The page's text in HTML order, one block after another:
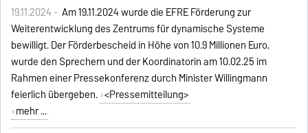
19.11.2024 - Am 19.11.2024 wurde die EFRE Förderung zur
Weiterentwicklung des Zentrums für dynamische Systeme
bewilligt. Der Förderbescheid in Höhe von 10.9 Millionen Euro,
wurde den Sprechern und der Koordinatorin am 10.02.25 im
Rahmen einer Pressekonferenz durch Minister Willingmann
feierlich übergeben. <Pressemitteilung>
mehr ...